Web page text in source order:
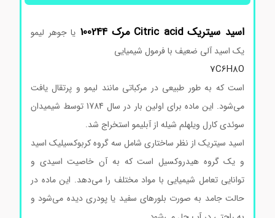
اسید سیتریک Citric acid مرک 100244یا جوهر لیمو
یک اسید آلی ضعیف با فرمول شیمیایی
7C6H
است که به طور طبیعی در مرکباتی مانند لیمو و پرتقال یافت
می‌شود. این ماده برای اولین بار در سال 1784 توسط شیمیدان
سوئدی کارل ویلهلم شیله از آبلیمو استخراج شد.
اسید سیتریک از نظر ساختاری شامل سه گروه کربوکسیلیک اسید
و یک گروه هیدروکسیل است که به آن خاصیت اسیدی و
توانایی تعامل شیمیایی با مواد مختلف را می‌دهد. این ماده در
حالت جامد به صورت بلورهای سفید یا پودری دیده می‌شود و